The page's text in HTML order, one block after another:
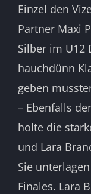
Einzel den
Partner Maxi
Silber im U12
hauchdünn
geben
– Ebenfalls
holte die
und Lara
Sie
Finales. Lara